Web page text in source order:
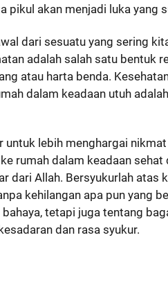
pikul akan menjadi luka yang
dari sesuatu yang sering
adalah salah satu bentuk
atau harta benda.
dalam keadaan utuh
untuk lebih menghargai
rumah dalam keadaan
dari Allah. Bersyukurlah atas
kehilangan apa pun yang
tetapi juga tentang
dan rasa syukur.